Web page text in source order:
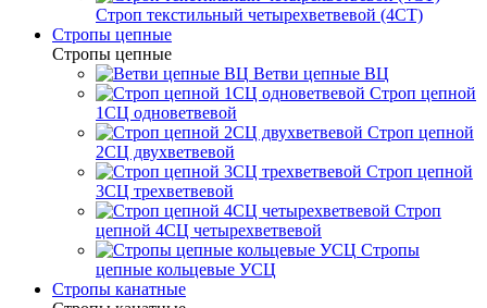
Строп текстильный четырехветвевой (4СТ)
Стропы цепные
Стропы цепные
Ветви цепные ВЦ
Строп цепной
1СЦ одноветвевой
Строп цепной
2СЦ двухветвевой
Строп цепной
3СЦ трехветвевой
Строп
цепной 4СЦ четырехветвевой
Стропы
цепные кольцевые УСЦ
Стропы канатные